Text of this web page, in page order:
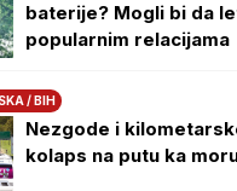
baterije? Mogli bi da
popularnim relacijama
/ BIH
Nezgode i
kolaps na putu ka